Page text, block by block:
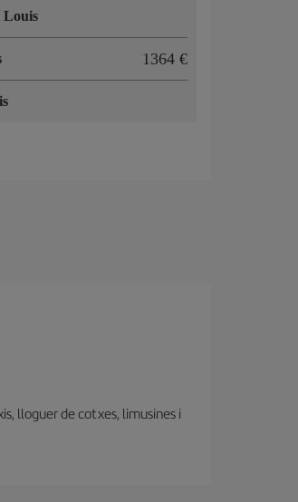
Louis
1364
lloguer de cotxes, limusines i